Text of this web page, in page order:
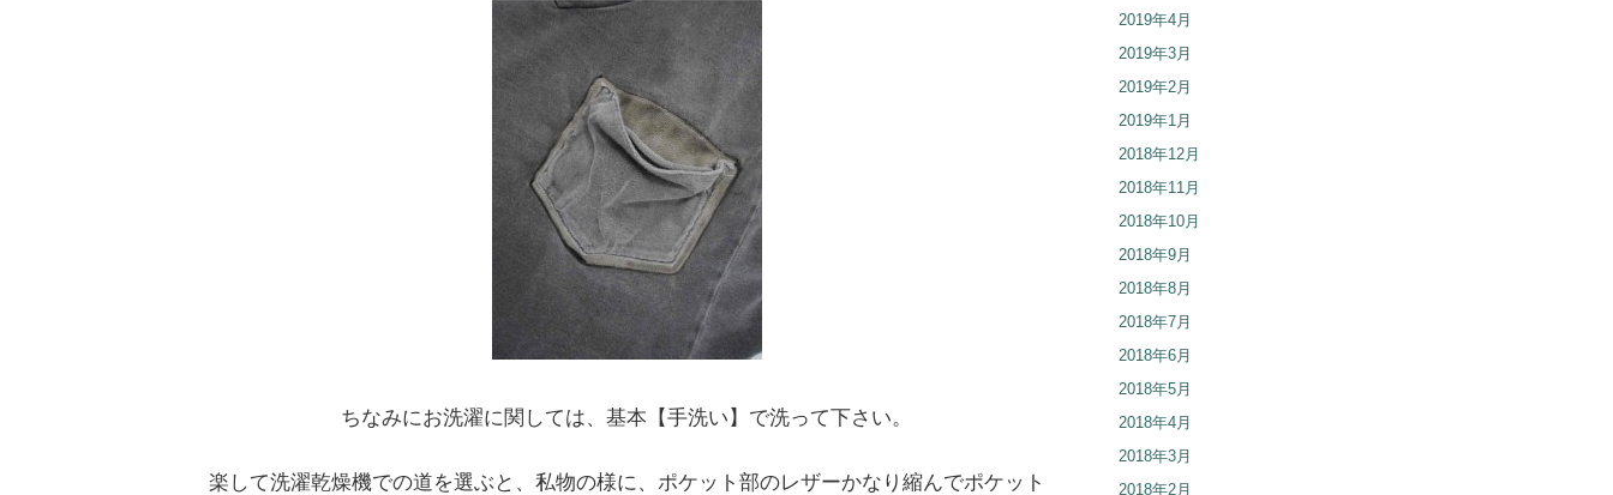
ちなみにお洗濯に関しては、基本【手洗い】で洗って下さい。
楽して洗濯乾燥機での道を選ぶと、私物の様に、ポケット部のレザーかなり縮んでポケット
2019年4月
2019年3月
2019年2月
2019年1月
2018年12月
2018年11月
2018年10月
2018年9月
2018年8月
2018年7月
2018年6月
2018年5月
2018年4月
2018年3月
2018年2月